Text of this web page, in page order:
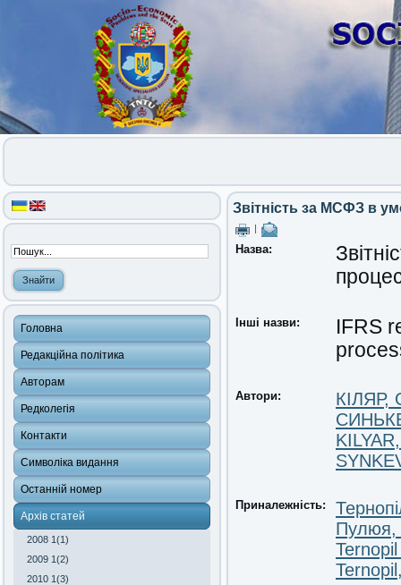
Головна
Редакційна політика
Авторам
Редколегія
Контакти
Символіка видання
Останній номер
Архів статей
2008 1(1)
2009 1(2)
2010 1(3)
Звітність за МСФЗ в
Назва:
Інші назви:
IFRS
Автори:
КІЛЯР,
Приналежність:
Пулюя,